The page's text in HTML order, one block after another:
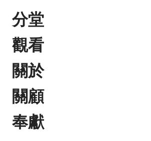
分堂
觀看
關於
關顧
奉獻